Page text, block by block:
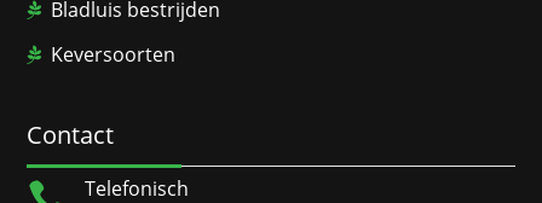
Bladluis bestrijden
Keversoorten
Contact
Telefonisch